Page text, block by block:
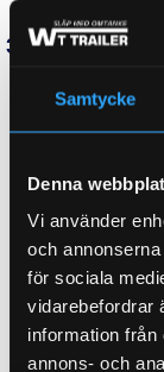
Samtycke
Denna
Vi använder
och
för sociala
vidarebefordrar
information från
annons- och
FABRIKAT /
KATEGORI: